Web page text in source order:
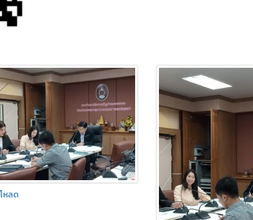
หลด